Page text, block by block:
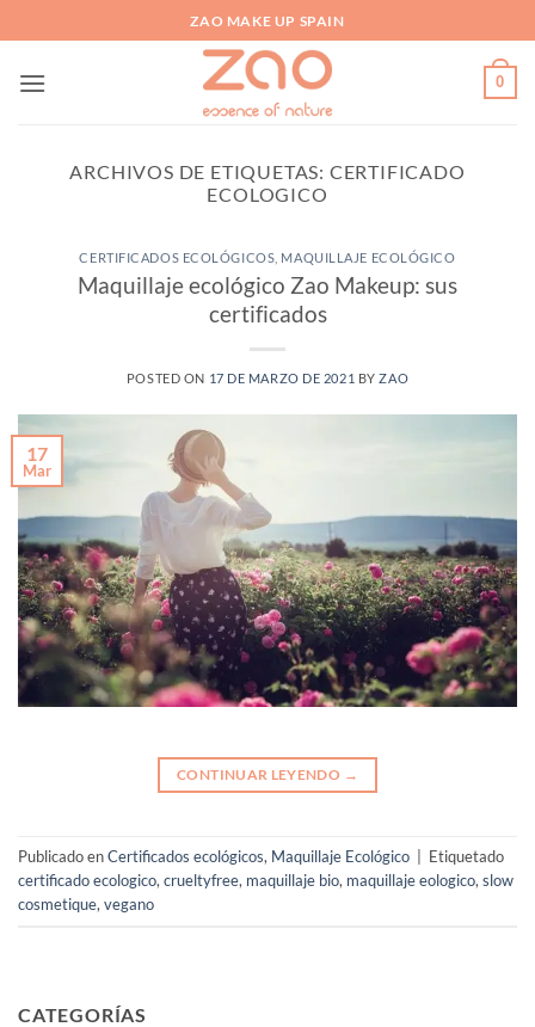
al
contenido
ZAO MAKE UP SPAIN
0
ARCHIVOS DE ETIQUETAS: CERTIFICADO
ECOLOGICO
CERTIFICADOS ECOLÓGICOS MAQUILLAJE ECOLÓGICO
Maquillaje ecológico Zao Makeup: sus
certificados
POSTED ON 17 DE MARZO DE 2021 BYZAO
17
Mar
CONTINUAR LEYENDO →
Publicado enCertificados ecológicos, Maquillaje Ecológico
Etiquetado
certificado ecologico, crueltyfree, maquillaje bio, maquillaje eologico, slow
cosmetique, vegano
CATEGORÍAS